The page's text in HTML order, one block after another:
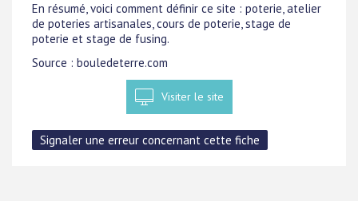
En résumé, voici comment définir ce site : poterie, atelier
de poteries artisanales, cours de poterie, stage de
poterie et stage de fusing.
Source : bouledeterre.com
Visiter le site